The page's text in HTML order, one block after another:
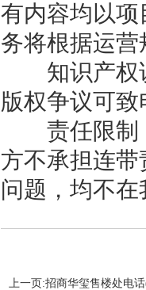
有内容均以
务将根据运
知识产权说
版权争议可
责任限制：
方不承担连
问题，均不
上一页:招商华玺售楼处电